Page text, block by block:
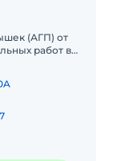
(АГП) от
работ в